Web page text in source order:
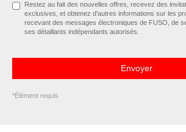
Restez au fait des nouvelles offres, recevez des
exclusives, et obtenez d’autres informations sur les
recevant des messages électroniques de FUSO, de
ses détaillants indépendants autorisés.
Envoyer
*Élément requis